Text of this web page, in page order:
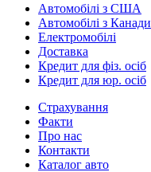
Автомобілі з США
Автомобілі з Канади
Електромобілі
Доставка
Кредит для фіз. осіб
Кредит для юр. осіб
Страхування
Факти
Про нас
Контакти
Каталог авто